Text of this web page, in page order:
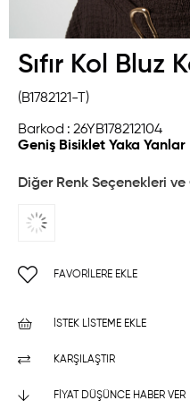
Sıfır Kol Bluz
(B1782121-T)
Barkod : 26YB178212104
Geniş Bisiklet Yaka Yanlar
Diğer Renk Seçenekleri
FAVORILERE EKLE
İSTEK LISTEME EKLE
KARŞILAŞTIR
FIYAT DÜŞÜNCE HABER VER